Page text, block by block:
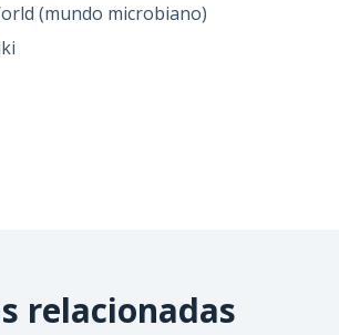
(mundo microbiano)
relacionadas